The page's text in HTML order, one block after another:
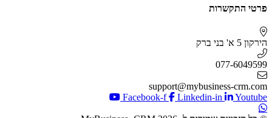
פרטי התקשרות
הירקון 5 א' בני ברק
077-6049599
support@mybusiness-crm.com
Facebook-f
Linkedin-in Youtube